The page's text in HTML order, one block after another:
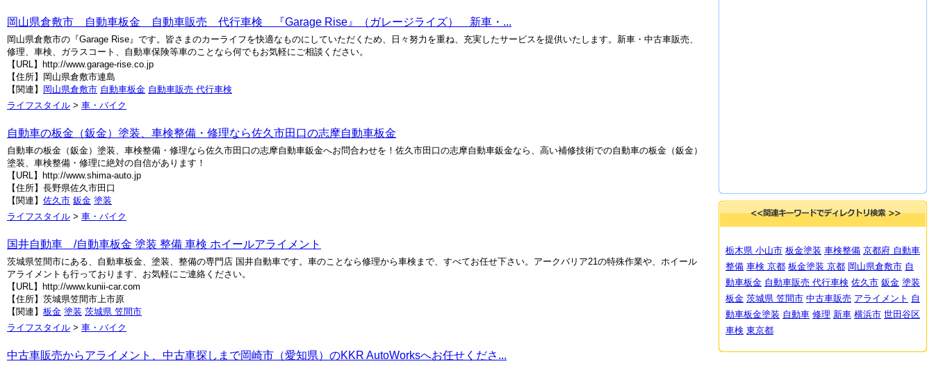
岡山県倉敷市 自動車板金 自動車販売 代行車検 『Garage Rise』（ガレージライズ） 新車・...
岡山県倉敷市の『Garage Rise』です。皆さまのカーライフを快適なものにしていただくため、日々努力を重ね、充実したサービスを提供いたします。新車・中古車販売、
修理、車検、ガラスコート、自動車保険等車のことなら何でもお気軽にご相談ください。
【URL】http://www.garage-rise.co.jp
【住所】岡山県倉敷市連島
【関連】
岡山県倉敷市 自動車板金 自動車販売 代行車検
ライフスタイル > 車・バイク
自動車の板金（鈑金）塗装、車検整備・修理なら佐久市田口の志摩自動車板金
自動車の板金（鈑金）塗装、車検整備・修理なら佐久市田口の志摩自動車鈑金へお問合わせを！佐久市田口の志摩自動車鈑金なら、高い補修技術での自動車の板金（鈑金）
塗装、車検整備・修理に絶対の自信があります！
【URL】http://www.shima-auto.jp
【住所】長野県佐久市田口
【関連】 佐久市 鈑金 塗装
ライフスタイル > 車・バイク
国井自動車 /自動車板金 塗装 整備 車検 ホイールアライメント
茨城県笠間市にある、自動車板金、塗装、整備の専門店 国井自動車です。車のことなら修理から車検まで、すべてお任せ下さい。アークバリア21の特殊作業や、ホイール
アライメントも行っております、お気軽にご連絡ください。
【URL】http://www.kunii-car.com
【住所】茨城県笠間市上市原
【関連】 板金 塗装 茨城県 笠間市
ライフスタイル > 車・バイク
中古車販売からアライメント、中古車探しまで岡崎市（愛知県）のKKR AutoWorksへお任せくださ...
栃木県 小山市 板金塗装 車検整備 京都府 自動車
整備 車検 京都 板金塗装 京都 岡山県倉敷市 自
動車板金 自動車販売 代行車検 佐久市 鈑金 塗装
板金 茨城県 笠間市 中古車販売 アライメント 自
動車板金塗装 自動車 修理 新車 横浜市 世田谷区
車検 東京都